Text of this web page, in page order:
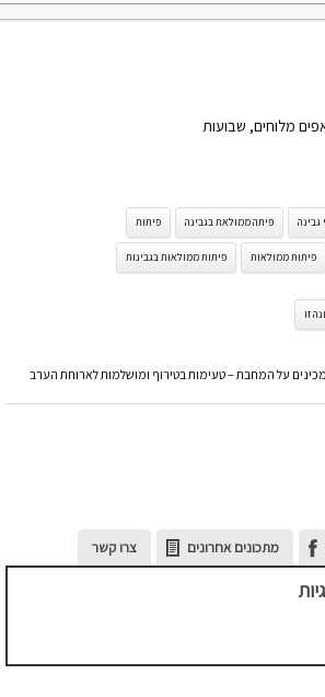
מלוחים, שבועות
גבינה פיתה ממולאת בגבינה פיתות
פיתות ממולאות פיתות ממולאות בגבינות
על המחבת – טעימות בטירוף ומושלמות לארוחת הערב
מתכונים אחרונים צרו קשר